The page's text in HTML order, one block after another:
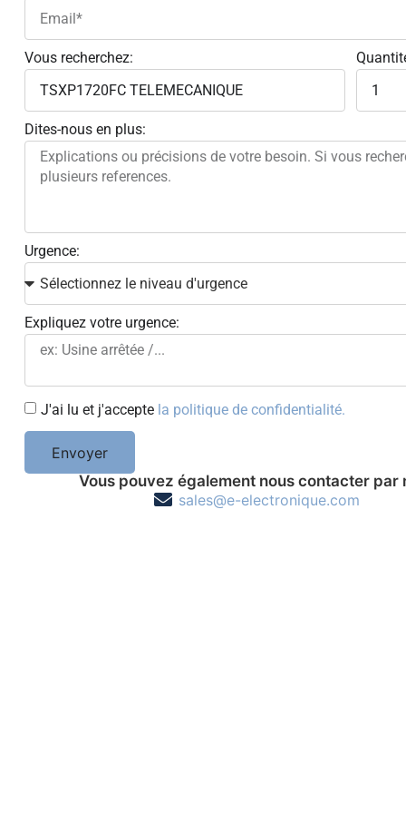
Vous recherchez:
Dites-nous en plus:
Urgence:
Expliquez votre urgence:
J'ai lu et j'accepte la politique de confidentialité.
Envoyer
Vous pouvez également nous contacter par
sales@e-electronique.com